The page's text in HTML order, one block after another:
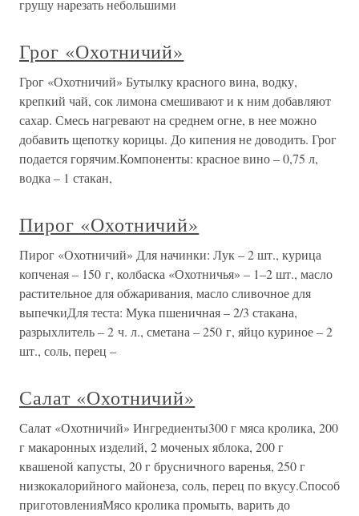
грушу нарезать небольшими
Грог «Охотничий»
Грог «Охотничий» Бутылку красного вина, водку,
крепкий чай, сок лимона смешивают и к ним добавляют
сахар. Смесь нагревают на среднем огне, в нее можно
добавить щепотку корицы. До кипения не доводить. Грог
подается горячим.Компоненты: красное вино – 0,75 л,
водка – 1 стакан,
Пирог «Охотничий»
Пирог «Охотничий» Для начинки: Лук – 2 шт., курица
копченая – 150 г, колбаска «Охотничья» – 1–2 шт., масло
растительное для обжаривания, масло сливочное для
выпечкиДля теста: Мука пшеничная – 2/3 стакана,
разрыхлитель – 2 ч. л., сметана – 250 г, яйцо куриное – 2
шт., соль, перец –
Салат «Охотничий»
Салат «Охотничий» Ингредиенты300 г мяса кролика, 200
г макаронных изделий, 2 моченых яблока, 200 г
квашеной капусты, 20 г брусничного варенья, 250 г
низкокалорийного майонеза, соль, перец по вкусу.Способ
приготовленияМясо кролика промыть, варить до